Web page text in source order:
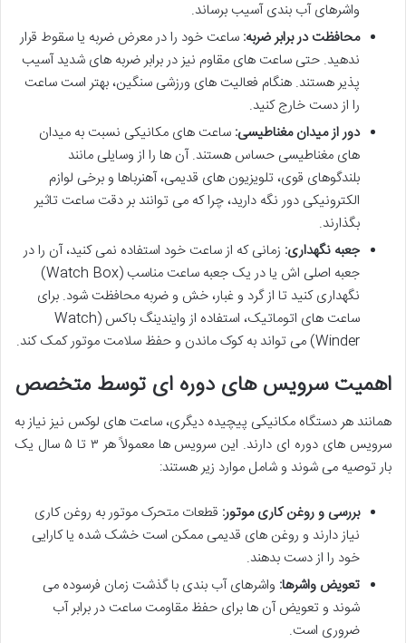
واشرهای آب بندی آسیب برساند.
محافظت در برابر ضربه: ساعت خود را در معرض ضربه یا سقوط قرار
ندهید. حتی ساعت های مقاوم نیز در برابر ضربه های شدید آسیب
پذیر هستند. هنگام فعالیت های ورزشی سنگین، بهتر است ساعت
را از دست خارج کنید.
دور از میدان مغناطیسی: ساعت های مکانیکی نسبت به میدان
های مغناطیسی حساس هستند. آن ها را از وسایلی مانند
بلندگوهای قوی، تلویزیون های قدیمی، آهنرباها و برخی لوازم
الکترونیکی دور نگه دارید، چرا که می توانند بر دقت ساعت تاثیر
بگذارند.
جعبه نگهداری: زمانی که از ساعت خود استفاده نمی کنید، آن را در
جعبه اصلی اش یا در یک جعبه ساعت مناسب (Watch Box)
نگهداری کنید تا از گرد و غبار، خش و ضربه محافظت شود. برای
ساعت های اتوماتیک، استفاده از وایندینگ باکس (Watch
Winder) می تواند به کوک ماندن و حفظ سلامت موتور کمک کند.
اهمیت سرویس های دوره ای توسط متخصص
همانند هر دستگاه مکانیکی پیچیده دیگری، ساعت های لوکس نیز نیاز به
سرویس های دوره ای دارند. این سرویس ها معمولاً هر ۳ تا ۵ سال یک
بار توصیه می شوند و شامل موارد زیر هستند:
بررسی و روغن کاری موتور: قطعات متحرک موتور به روغن کاری
نیاز دارند و روغن های قدیمی ممکن است خشک شده یا کارایی
خود را از دست بدهند.
تعویض واشرها: واشرهای آب بندی با گذشت زمان فرسوده می
شوند و تعویض آن ها برای حفظ مقاومت ساعت در برابر آب
ضروری است.